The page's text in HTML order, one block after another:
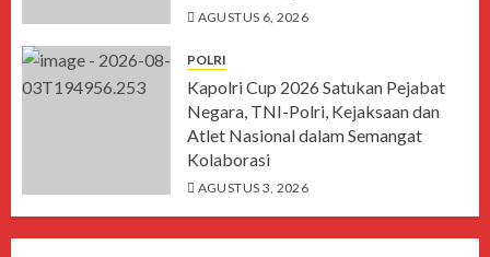
AGUSTUS 6, 2026
POLRI
Kapolri Cup 2026 Satukan Pejabat
Negara, TNI-Polri, Kejaksaan dan
Atlet Nasional dalam Semangat
Kolaborasi
AGUSTUS 3, 2026